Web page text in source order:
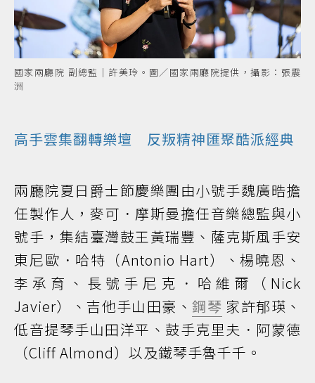
國家兩廳院 副總監｜許美玲。圖／國家兩廳院提供，攝影：張震
洲
高手雲集翻轉樂壇 反叛精神匯聚酷派經典
兩廳院夏日爵士節慶樂團由小號手魏廣晧擔
任製作人，麥可．摩斯曼擔任音樂總監與小
號手，集結臺灣鼓王黃瑞豐、薩克斯風手安
東尼歐．哈特（Antonio Hart）、楊曉恩、
李承育、長號手尼克．哈維爾（Nick
Javier）、吉他手山田豪、鋼琴 家許郁瑛、
低音提琴手山田洋平、鼓手克里夫．阿蒙德
（Cliff Almond）以及鐵琴手魯千千。